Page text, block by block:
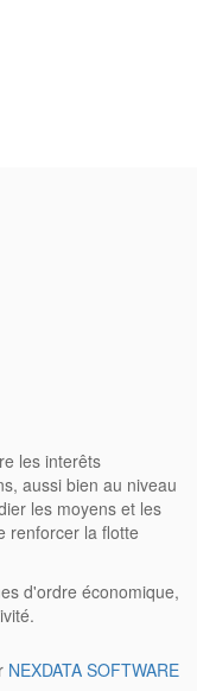
les interêts
aussi bien au niveau
les moyens et les
renforcer la flotte
d'ordre économique,
NEXDATA SOFTWARE